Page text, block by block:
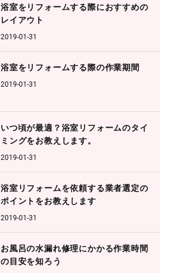
浴室をリフォームする際におすすめの
レイアウト
2019-01-31
浴室をリフォームする際の作業期間
2019-01-31
いつ頃が最適？浴室リフォームのタイ
ミングをお教えします。
2019-01-31
浴室リフォームを依頼する業者選定の
ポイントをお教えします
2019-01-31
お風呂の水漏れ修理にかかる作業時間
の目安を知ろう